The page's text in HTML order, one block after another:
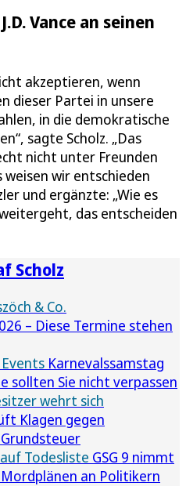
Vance an seinen
akzeptieren, wenn
dieser Partei in unsere
in die demokratische
sagte Scholz. „Das
nicht unter Freunden
wir entschieden
und ergänzte: „Wie es
das entscheiden
Scholz
& Co.
– Diese Termine stehen
Karnevalssamstag
sollten Sie nicht verpassen
wehrt sich
Klagen gegen
Todesliste GSG 9 nimmt
an Politikern